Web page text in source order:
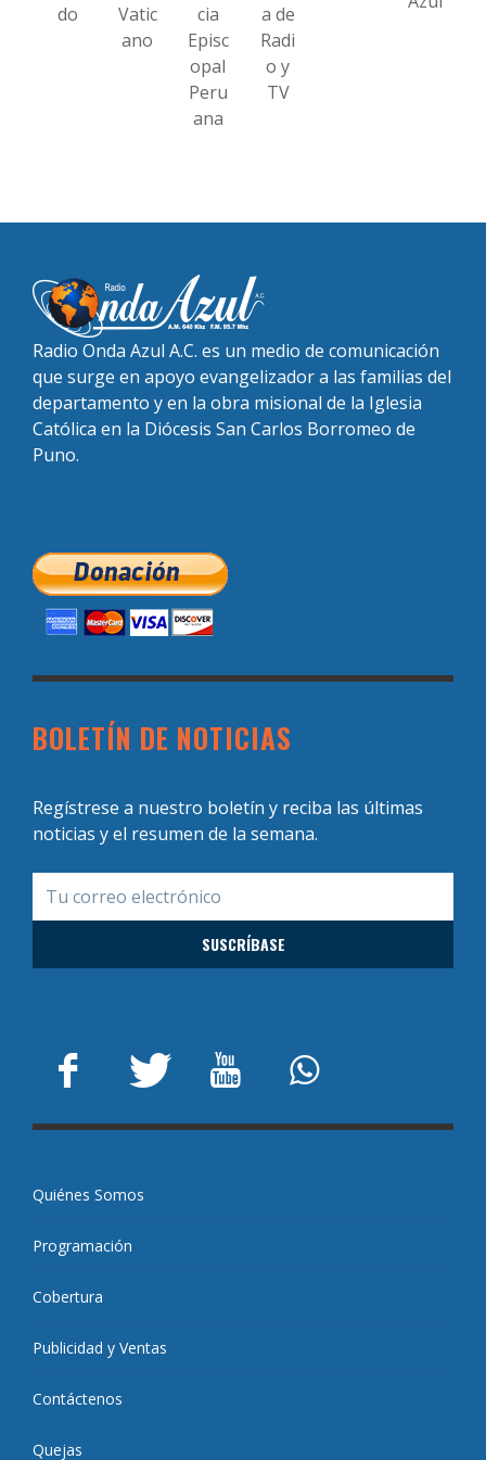
do
Vatic
ano
cia
Episc
opal
Peru
ana
a de
Radi
o y
TV
Radio Onda Azul A.C. es un medio de comunicación
que surge en apoyo evangelizador a las familias del
departamento y en la obra misional de la Iglesia
Católica en la Diócesis San Carlos Borromeo de
Puno.
BOLETÍN DE NOTICIAS
Regístrese a nuestro boletín y reciba las últimas
noticias y el resumen de la semana.
Quiénes Somos
Programación
Cobertura
Publicidad y Ventas
Contáctenos
Quejas